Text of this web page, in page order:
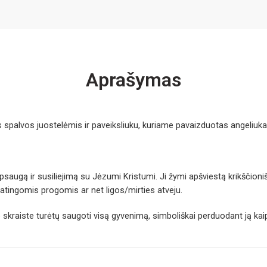
Aprašymas
juostelėmis ir paveiksliuku, kuriame pavaizduotas
ir susiliejimą su Jėzumi Kristumi. Ji žymi apšviestą
progomis ar net ligos/mirties atveju.
turėtų saugoti visą gyvenimą, simboliškai perduodant ją